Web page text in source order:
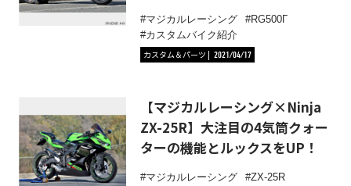
マジカルレーシング
RG500Γ
カスタムバイク紹介
カスタム＆パーツ
2021/04/17
【マジカルレーシング×Ninja
ZX-25R】大注目の4気筒クォー
ターの機能とルックスをUP！
マジカルレーシング
ZX-25R